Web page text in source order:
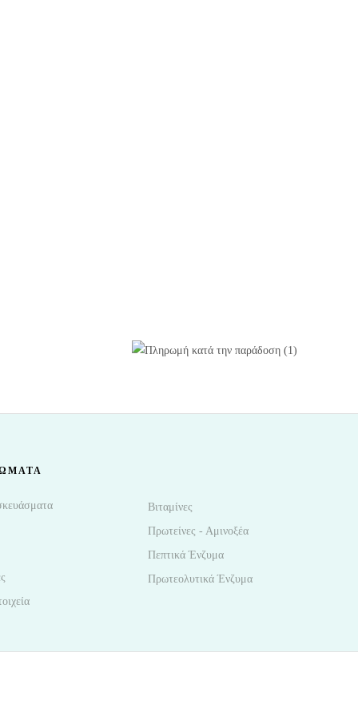
Βιταμίνες
Πρωτείνες - Αμινοξέα
Πεπτικά Ένζυμα
Πρωτεολυτικά Ένζυμα